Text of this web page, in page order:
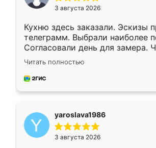
3 августа 2026
Кухню здесь заказали. Эскизы
телеграмм. Выбрали наиболее
Согласовали день для замера.
недели кухня была уже готова.
довольны работой. Спасибо
мебель за качественную работу!
Читать полностью
yaroslava1986
3 августа 2026